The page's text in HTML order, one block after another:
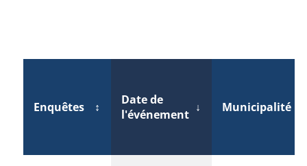
Enquêtes ↕
Date de
l'événement ↓ Municipalité